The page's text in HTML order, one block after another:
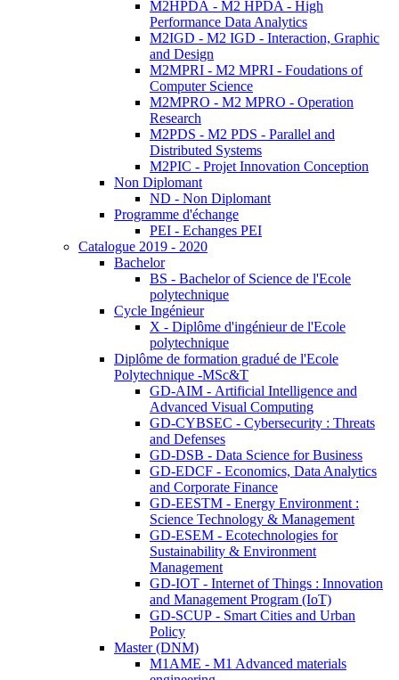
M2HPDA - M2 HPDA - High
Performance Data Analytics
M2IGD - M2 IGD - Interaction, Graphic
and Design
M2MPRI - M2 MPRI - Foudations of
Computer Science
M2MPRO - M2 MPRO - Operation
Research
M2PDS - M2 PDS - Parallel and
Distributed Systems
M2PIC - Projet Innovation Conception
Non Diplomant
ND - Non Diplomant
Programme d'échange
PEI - Echanges PEI
Catalogue 2019 - 2020
Bachelor
BS - Bachelor of Science de l'Ecole
polytechnique
Cycle Ingénieur
X - Diplôme d'ingénieur de l'Ecole
polytechnique
Diplôme de formation gradué de l'Ecole
Polytechnique -MSc&T
GD-AIM - Artificial Intelligence and
Advanced Visual Computing
GD-CYBSEC - Cybersecurity : Threats
and Defenses
GD-DSB - Data Science for Business
GD-EDCF - Economics, Data Analytics
and Corporate Finance
GD-EESTM - Energy Environment :
Science Technology & Management
GD-ESEM - Ecotechnologies for
Sustainability & Environment
Management
GD-IOT - Internet of Things : Innovation
and Management Program (IoT)
GD-SCUP - Smart Cities and Urban
Policy
Master (DNM)
M1AME - M1 Advanced materials